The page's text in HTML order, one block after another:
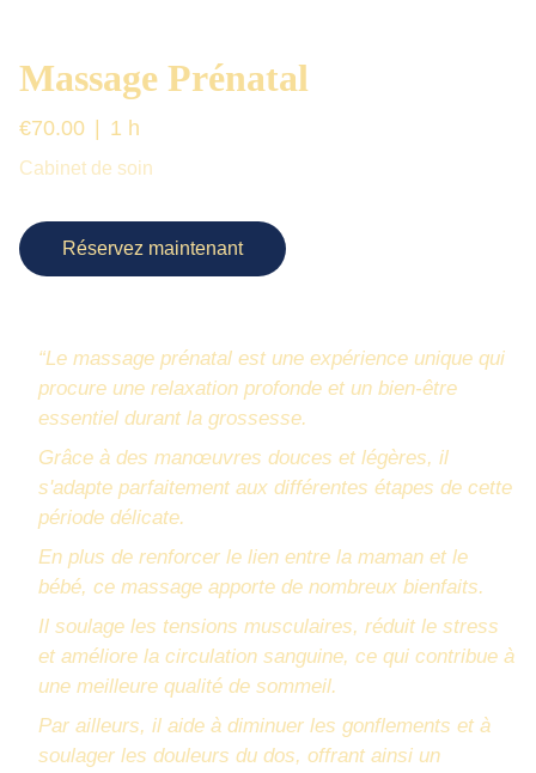
Massage Prénatal
€70.00 1 h
Cabinet de soin
Réservez maintenant
Le massage prénatal est une expérience unique qui
procure une relaxation profonde et un bien-être
essentiel durant la grossesse.
Grâce à des manœuvres douces et légères, il
s'adapte parfaitement aux différentes étapes de cette
période délicate.
En plus de renforcer le lien entre la maman et le
bébé, ce massage apporte de nombreux bienfaits.
Il soulage les tensions musculaires, réduit le stress
et améliore la circulation sanguine, ce qui contribue à
une meilleure qualité de sommeil.
Par ailleurs, il aide à diminuer les gonflements et à
soulager les douleurs du dos, offrant ainsi un